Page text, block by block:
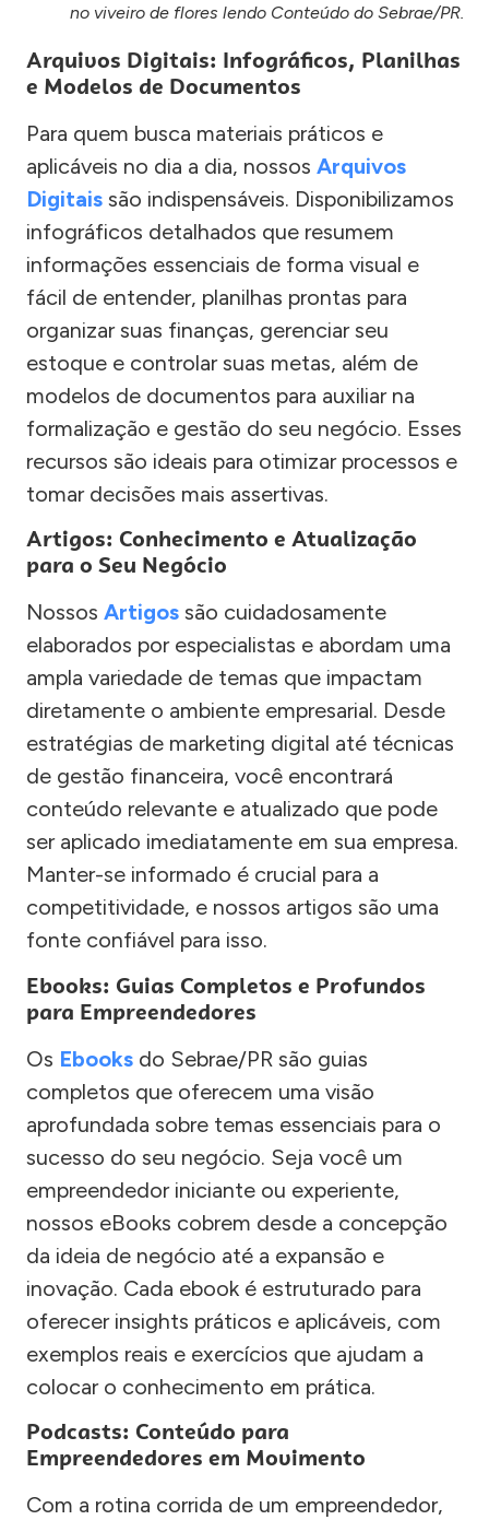
no viveiro de flores lendo Conteúdo do Sebrae/PR.
Arquivos Digitais: Infográficos, Planilhas
e Modelos de Documentos
Para quem busca materiais práticos e
aplicáveis no dia a dia, nossos Arquivos
Digitais são indispensáveis. Disponibilizamos
infográficos detalhados que resumem
informações essenciais de forma visual e
fácil de entender, planilhas prontas para
organizar suas finanças, gerenciar seu
estoque e controlar suas metas, além de
modelos de documentos para auxiliar na
formalização e gestão do seu negócio. Esses
recursos são ideais para otimizar processos e
tomar decisões mais assertivas.
Artigos: Conhecimento e Atualização
para o Seu Negócio
Nossos Artigos são cuidadosamente
elaborados por especialistas e abordam uma
ampla variedade de temas que impactam
diretamente o ambiente empresarial. Desde
estratégias de marketing digital até técnicas
de gestão financeira, você encontrará
conteúdo relevante e atualizado que pode
ser aplicado imediatamente em sua empresa.
Manter-se informado é crucial para a
competitividade, e nossos artigos são uma
fonte confiável para isso.
Ebooks: Guias Completos e Profundos
para Empreendedores
Os Ebooks do Sebrae/PR são guias
completos que oferecem uma visão
aprofundada sobre temas essenciais para o
sucesso do seu negócio. Seja você um
empreendedor iniciante ou experiente,
nossos eBooks cobrem desde a concepção
da ideia de negócio até a expansão e
inovação. Cada ebook é estruturado para
oferecer insights práticos e aplicáveis, com
exemplos reais e exercícios que ajudam a
colocar o conhecimento em prática.
Podcasts: Conteúdo para
Empreendedores em Movimento
Com a rotina corrida de um empreendedor,